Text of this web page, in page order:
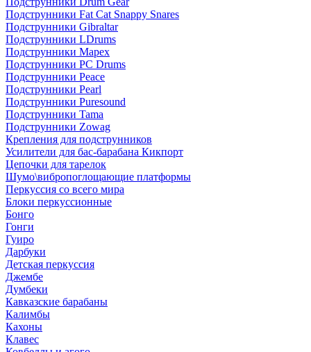
Подструнники Fat Cat Snappy Snares
Подструнники Gibraltar
Подструнники LDrums
Подструнники Mapex
Подструнники PC Drums
Подструнники Peace
Подструнники Pearl
Подструнники Puresound
Подструнники Tama
Подструнники Zowag
Крепления для подструнников
Усилители для бас-барабана Кикпорт
Цепочки для тарелок
Шумо\вибропоглощающие платформы
Перкуссия со всего мира
Блоки перкуссионные
Бонго
Гонги
Гуиро
Дарбуки
Детская перкуссия
Джембе
Думбеки
Кавказские барабаны
Калимбы
Кахоны
Клавес